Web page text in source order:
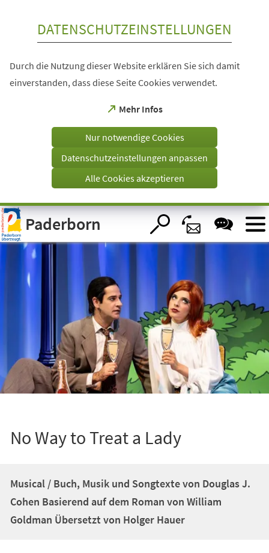
Visuelle
Assistenzsoftware
öffnen.
DATENSCHUTZEINSTELLUNGEN
Durch die Nutzung dieser Website erklären Sie sich damit
einverstanden, dass diese Seite Cookies verwendet.
Mehr Infos
(Öffnet
einem
Tab)
Nur notwendige Cookies
Datenschutzeinstellungen anpassen
Alle Cookies akzeptieren
Paderborn
No Way to Treat a Lady
Musical / Buch, Musik und Songtexte von Douglas J.
Cohen Basierend auf dem Roman von William
Goldman Übersetzt von Holger Hauer